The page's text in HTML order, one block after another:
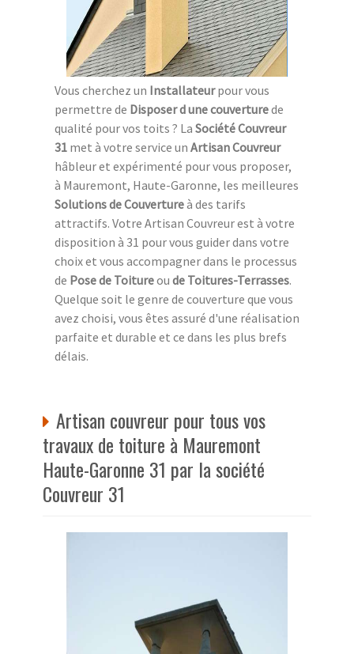
Vous cherchez un Installateurpour vous
permettre de Disposer d une couverturede
qualité pour vos toits ? La Société Couvreur
31 met à votre service un Artisan Couvreur
hâbleur et expérimenté pour vous proposer,
à Mauremont, Haute-Garonne, les meilleures
Solutions de Couvertureà des tarifs
attractifs. Votre Artisan Couvreur est à votre
disposition à 31 pour vous guider dans votre
choix et vous accompagner dans le processus
de Pose de Toitureou de Toitures-Terrasses.
Quelque soit le genre de couverture que vous
avez choisi, vous êtes assuré d'une réalisation
parfaite et durable et ce dans les plus brefs
délais.
Artisan couvreur pour tous vos
travaux de toiture à Mauremont
Haute-Garonne 31 par la société
Couvreur 31